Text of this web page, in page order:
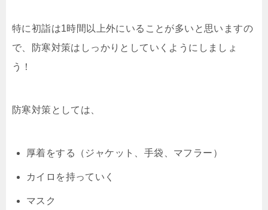
特に初詣は1時間以上外にいることが多いと思いますの
で、防寒対策はしっかりとしていくようにしましょ
う！
防寒対策としては、
厚着をする（ジャケット、手袋、マフラー）
カイロを持っていく
マスク